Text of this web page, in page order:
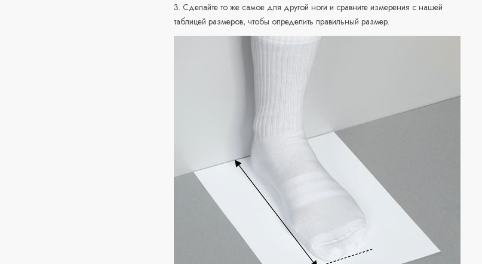
3. Сделайте то же самое для другой ноги и сравните измерения с нашей
таблицей размеров, чтобы определить правильный размер.